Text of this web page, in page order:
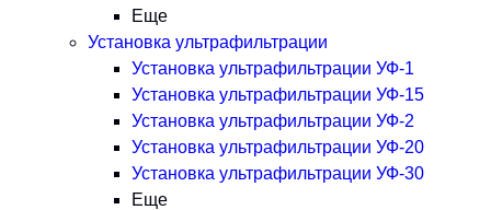
Еще
Установка ультрафильтрации
Установка ультрафильтрации УФ-1
Установка ультрафильтрации УФ-15
Установка ультрафильтрации УФ-2
Установка ультрафильтрации УФ-20
Установка ультрафильтрации УФ-30
Еще